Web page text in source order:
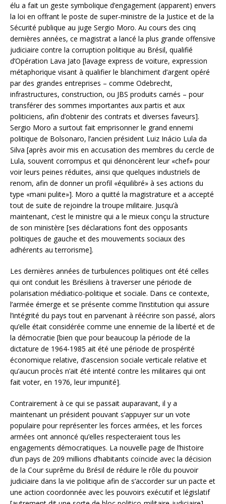
élu a fait un geste symbolique d’engagement (apparent) envers
la loi en offrant le poste de super-ministre de la Justice et de la
Sécurité publique au juge Sergio Moro. Au cours des cinq
dernières années, ce magistrat a lancé la plus grande offensive
judiciaire contre la corruption politique au Brésil, qualifié
d’Opération Lava Jato [lavage express de voiture, expression
métaphorique visant à qualifier le blanchiment d’argent opéré
par des grandes entreprises – comme Odebrecht,
infrastructures, construction, ou JBS produits carnés – pour
transférer des sommes importantes aux partis et aux
politiciens, afin d’obtenir des contrats et diverses faveurs].
Sergio Moro a surtout fait emprisonner le grand ennemi
politique de Bolsonaro, l’ancien président Luiz Inácio Lula da
Silva [après avoir mis en accusation des membres du cercle de
Lula, souvent corrompus et qui dénoncèrent leur «chef» pour
voir leurs peines réduites, ainsi que quelques industriels de
renom, afin de donner un profil «équilibré» à ses actions du
type «mani pulite»]. Moro a quitté la magistrature et a accepté
tout de suite de rejoindre la troupe militaire. Jusqu’à
maintenant, c’est le ministre qui a le mieux conçu la structure
de son ministère [ses déclarations font des opposants
politiques de gauche et des mouvements sociaux des
adhérents au terrorisme].
Les dernières années de turbulences politiques ont été celles
qui ont conduit les Brésiliens à traverser une période de
polarisation médiatico-politique et sociale. Dans ce contexte,
l’armée émerge et se présente comme l’institution qui assure
l’intégrité du pays tout en parvenant à réécrire son passé, alors
qu’elle était considérée comme une ennemie de la liberté et de
la démocratie [bien que pour beaucoup la période de la
dictature de 1964-1985 ait été une période de prospérité
économique relative, d’ascension sociale verticale relative et
qu’aucun procès n’ait été intenté contre les militaires qui ont
fait voter, en 1976, leur impunité].
Contrairement à ce qui se passait auparavant, il y a
maintenant un président pouvant s’appuyer sur un vote
populaire pour représenter les forces armées, et les forces
armées ont annoncé qu’elles respecteraient tous les
engagements démocratiques. La nouvelle page de l’histoire
d’un pays de 209 millions d’habitants coïncide avec la décision
de la Cour suprême du Brésil de réduire le rôle du pouvoir
judiciaire dans la vie politique afin de s’accorder sur un pacte et
une action coordonnée avec les pouvoirs exécutif et législatif